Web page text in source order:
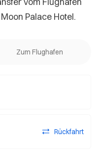
Palace Hotel.
Zum Flughafen
Rückfahrt